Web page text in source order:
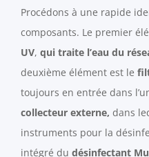
Procédons à une rapide
composants. Le premier
UV, qui traite l’eau du
deuxième élément est le
toujours en entrée dans
collecteur externe, dans
instruments pour la
intégré du désinfectant